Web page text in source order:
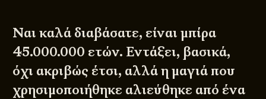
Ναι καλά διαβάσατε, είναι μπίρα
45.000.000 ετών. Εντάξει, βασικά,
όχι ακριβώς έτσι, αλλά η μαγιά που
χρησιμοποιήθηκε αλιεύθηκε από ένα